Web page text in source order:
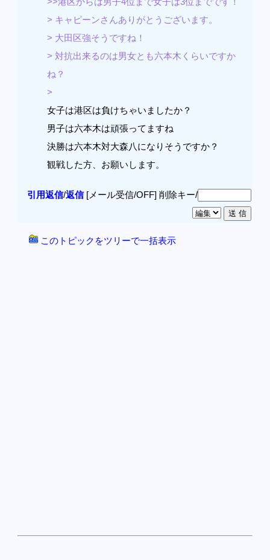
> キャピーンさんありがとうございます。
> 大田区強そうですね！
> 対抗出来るのは男女とも六本木くらいですか
ね？
>
女子は港区は負けちゃいましたか？
男子は六本木は頑張ってますね
決勝は六本木対大森八になりそうですか？
観戦した方、お願いします。
引用返信/返信[メール受信/OFF] 削除キー/
このトピックをツリーで一括表示